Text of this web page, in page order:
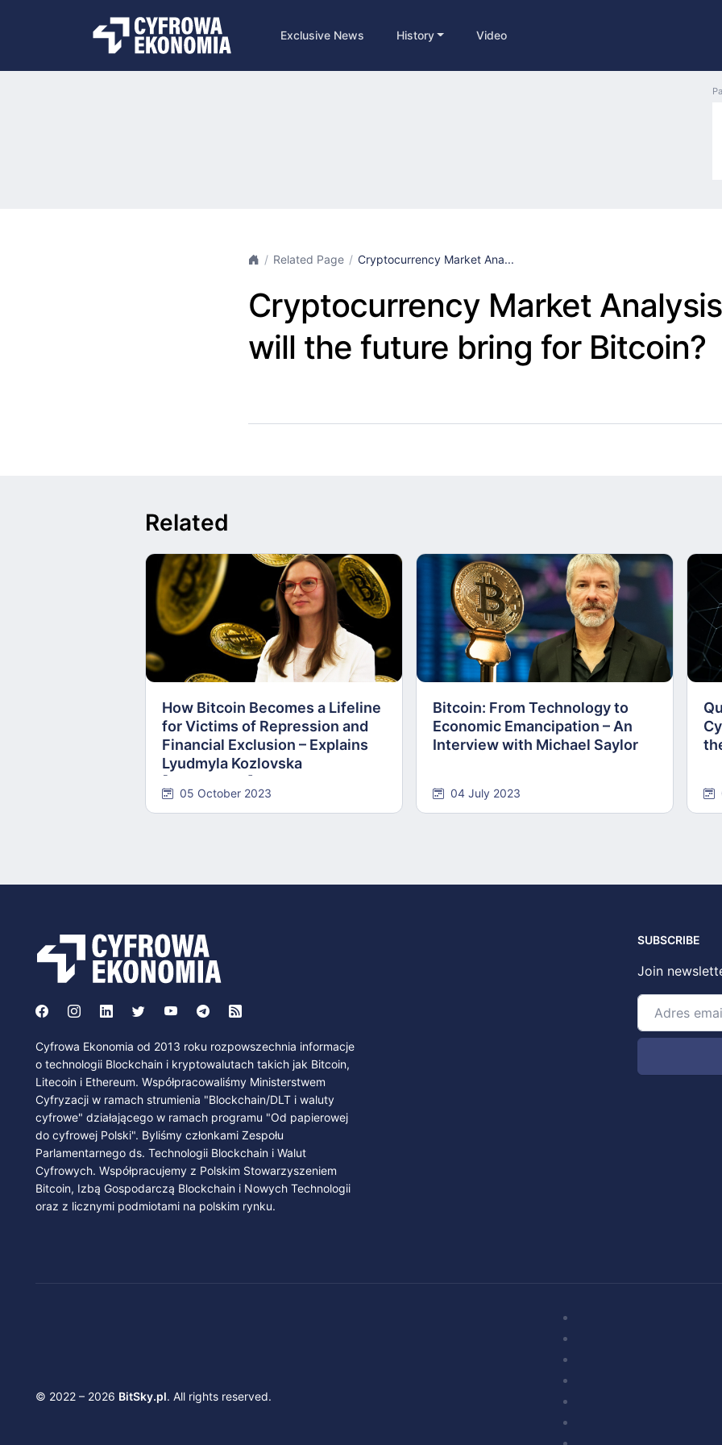
Exclusive News History Video
Related Page Cryptocurrency Market Ana...
Cryptocurrency Market
will the future bring for Bitcoin?
Related
How Bitcoin Becomes a Lifeline
for Victims of Repression and
Financial Exclusion – Explains
Lyudmyla Kozlovska
05 October 2023
Bitcoin: From Technology to
Economic Emancipation – An
Interview with Michael Saylor
04 July 2023
Cyfrowa Ekonomia od 2013 roku rozpowszechnia informacje
o technologii Blockchain i kryptowalutach takich jak Bitcoin,
Litecoin i Ethereum. Współpracowaliśmy Ministerstwem
Cyfryzacji w ramach strumienia "Blockchain/DLT i waluty
cyfrowe" działającego w ramach programu "Od papierowej
do cyfrowej Polski". Byliśmy członkami Zespołu
Parlamentarnego ds. Technologii Blockchain i Walut
Cyfrowych. Współpracujemy z Polskim Stowarzyszeniem
Bitcoin, Izbą Gospodarczą Blockchain i Nowych Technologii
oraz z licznymi podmiotami na polskim rynku.
SUBSCRIBE
Join
© 2022 – 2026 BitSky.pl. All rights reserved.